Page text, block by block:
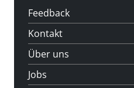
Feedback
Kontakt
Über uns
Jobs